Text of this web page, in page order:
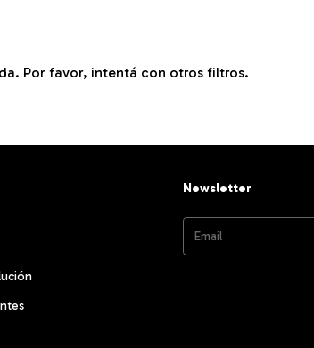
Por favor, intentá con otros filtros.
Newsletter